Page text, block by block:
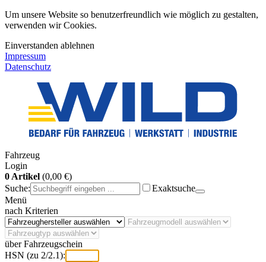
Um unsere Website so benutzerfreundlich wie möglich zu gestalten,
verwenden wir Cookies.
Einverstanden ablehnen
Impressum
Datenschutz
Fahrzeug
Login
0 Artikel (0,00 €)
Suche:
Exaktsuche
Menü
nach Kriterien
über Fahrzeugschein
HSN (zu 2/2.1):